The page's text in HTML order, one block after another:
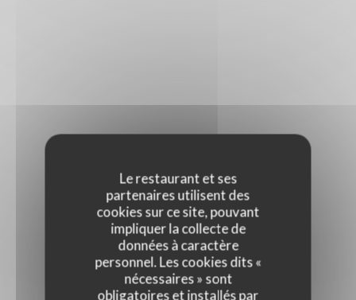
Le restaurant et ses
partenaires utilisent des
cookies sur ce site, pouvant
impliquer la collecte de
données à caractère
personnel. Les cookies dits «
nécessaires » sont
obligatoires et installés par